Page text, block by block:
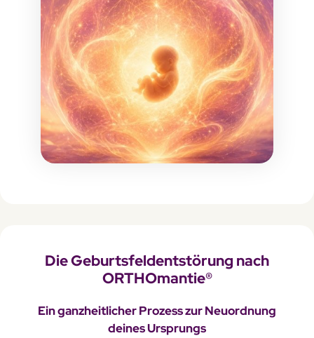
Die Geburtsfeldentstörung nach
ORTHOmantie®
Ein ganzheitlicher Prozess zur Neuordnung
deines Ursprungs